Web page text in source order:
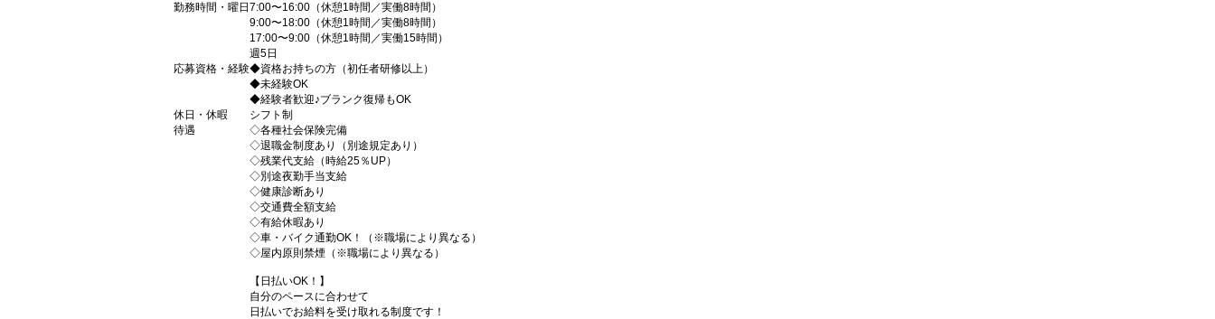
勤務時間・曜日 7:00〜16:00（休憩1時間／実働8時間）
9:00〜18:00（休憩1時間／実働8時間）
17:00〜9:00（休憩1時間／実働15時間）
週5日
応募資格・経験◆資格お持ちの方（初任者研修以上）
◆未経験OK
◆経験者歓迎♪ブランク復帰もOK
休日・休暇
シフト制
待遇
◇各種社会保険完備
◇退職金制度あり（別途規定あり）
◇残業代支給（時給25％UP）
◇別途夜勤手当支給
◇健康診断あり
◇交通費全額支給
◇有給休暇あり
◇車・バイク通勤OK！（※職場により異なる）
◇屋内原則禁煙（※職場により異なる）
【日払いOK！】
自分のペースに合わせて
日払いでお給料を受け取れる制度です！